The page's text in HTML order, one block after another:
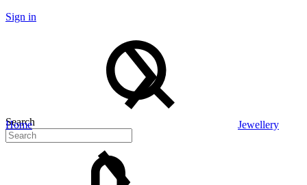
Sign in
Search
Home Jewellery